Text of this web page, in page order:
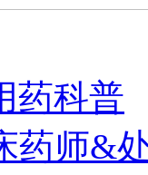
药科普
药师&